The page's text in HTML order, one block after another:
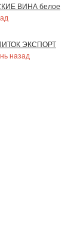
ВИНА белое
ЭКСПОРТ
назад